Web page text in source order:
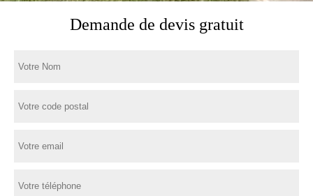
Demande de devis gratuit